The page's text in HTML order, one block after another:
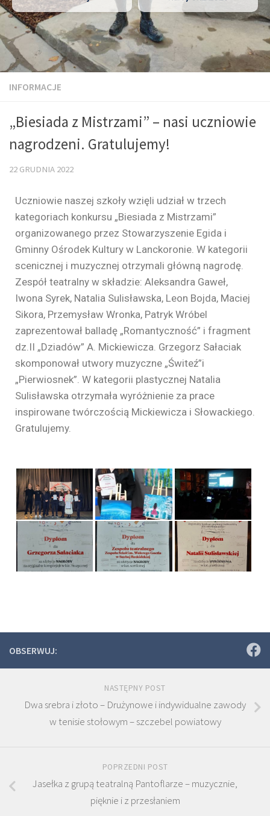
INFORMACJE
„Biesiada z Mistrzami” – nasi uczniowie
nagrodzeni. Gratulujemy!
22 GRUDNIA 2022
Uczniowie naszej szkoły wzięli udział w trzech
kategoriach konkursu „Biesiada z Mistrzami”
organizowanego przez Stowarzyszenie Egida i
Gminny Ośrodek Kultury w Lanckoronie. W kategorii
scenicznej i muzycznej otrzymali główną nagrodę.
Zespół teatralny w składzie: Aleksandra Gaweł,
Iwona Syrek, Natalia Sulisławska, Leon Bojda, Maciej
Sikora, Przemysław Wronka, Patryk Wróbel
zaprezentował balladę „Romantyczność” i fragment
dz.II „Dziadów” A. Mickiewicza. Grzegorz Sałaciak
skomponował utwory muzyczne „Świteź”i
„Pierwiosnek”. W kategorii plastycznej Natalia
Sulisławska otrzymała wyróżnienie za prace
inspirowane twórczością Mickiewicza i Słowackiego.
Gratulujemy.
OBSERWUJ:
NASTĘPNY POST
Dwa srebra i złoto – Drużynowe i indywidualne zawody
w tenisie stołowym – szczebel powiatowy
POPRZEDNI POST
Jasełka z grupą teatralną Pantoflarze – muzycznie,
pięknie i z przesłaniem